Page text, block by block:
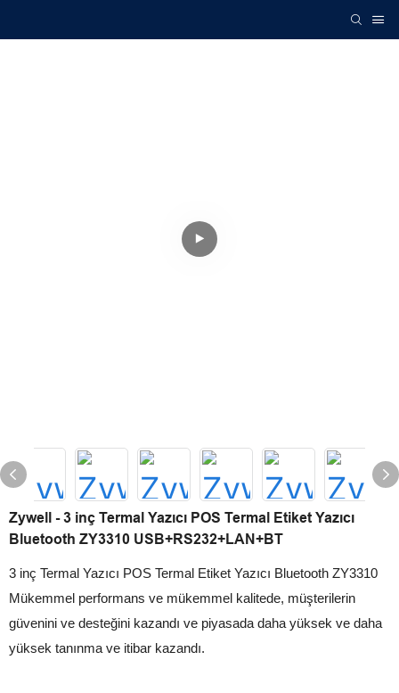
Zywell - 3 inç Termal Yazıcı POS Termal Etiket Yazıcı
Bluetooth ZY3310 USB+RS232+LAN+BT
3 inç Termal Yazıcı POS Termal Etiket Yazıcı Bluetooth ZY3310
Mükemmel performans ve mükemmel kalitede, müşterilerin
güvenini ve desteğini kazandı ve piyasada daha yüksek ve daha
yüksek tanınma ve itibar kazandı.